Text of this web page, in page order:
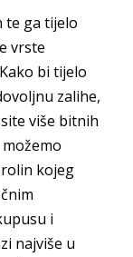
te ga tijelo
vrste
bi tijelo
zalihe,
više bitnih
kojeg
i
najviše u